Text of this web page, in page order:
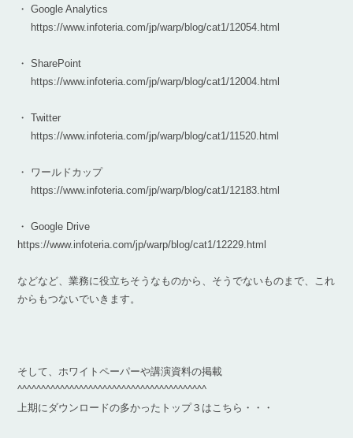
・ Google Analytics
https://www.infoteria.com/jp/warp/blog/cat1/12054.html
・ SharePoint
https://www.infoteria.com/jp/warp/blog/cat1/12004.html
・ Twitter
https://www.infoteria.com/jp/warp/blog/cat1/11520.html
・ ワールドカップ
https://www.infoteria.com/jp/warp/blog/cat1/12183.html
・ Google Drive
https://www.infoteria.com/jp/warp/blog/cat1/12229.html
などなど、業務に役立ちそうなものから、そうでないものまで、これ
からもつないでいきます。
そして、ホワイトペーパーや講演資料の掲載
^^^^^^^^^^^^^^^^^^^^^^^^^^^^^^^^^^^^^^^^
上期にダウンロードの多かったトップ３はこちら・・・